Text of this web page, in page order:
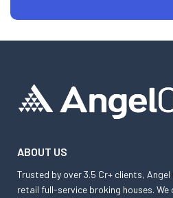
ABOUT US
Trusted by over 3.5 Cr+ clients, Angel
retail full-service broking houses.